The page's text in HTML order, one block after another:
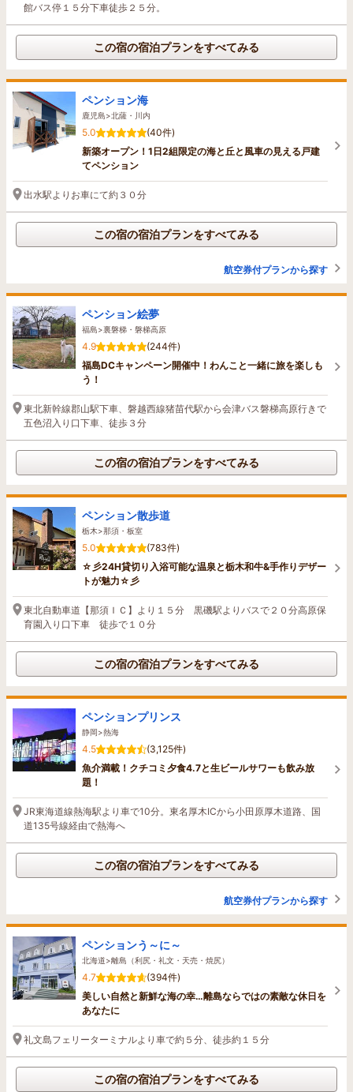
館バス停１５分下車徒歩２５分。
この宿の宿泊プランをすべてみる
ペンション海
鹿児島>北薩・川内
5.0
(40件)
新築オープン！1日2組限定の海と丘と風車の見える戸建
てペンション
出水駅よりお車にて約３０分
この宿の宿泊プランをすべてみる
航空券付プランから探す
ペンション絵夢
福島>裏磐梯・磐梯高原
4.9
(244件)
福島DCキャンペーン開催中！わんこと一緒に旅を楽しも
う！
東北新幹線郡山駅下車、磐越西線猪苗代駅から会津バス磐梯高原行きで
五色沼入り口下車、徒歩３分
この宿の宿泊プランをすべてみる
ペンション散歩道
栃木>那須・板室
5.0
(783件)
☆彡24H貸切り入浴可能な温泉と栃木和牛&手作りデザー
トが魅力☆彡
東北自動車道【那須ＩＣ】より１５分 黒磯駅よりバスで２０分高原保
育園入り口下車 徒歩で１０分
この宿の宿泊プランをすべてみる
ペンションプリンス
静岡>熱海
4.5
(3,125件)
魚介満載！クチコミ夕食4.7と生ビールサワーも飲み放
題！
JR東海道線熱海駅より車で10分。東名厚木ICから小田原厚木道路、国
道135号線経由で熱海へ
この宿の宿泊プランをすべてみる
航空券付プランから探す
ペンションう～に～
北海道>離島（利尻・礼文・天売・焼尻）
4.7
(394件)
美しい自然と新鮮な海の幸…離島ならではの素敵な休日を
あなたに
礼文島フェリーターミナルより車で約５分、徒歩約１５分
この宿の宿泊プランをすべてみる